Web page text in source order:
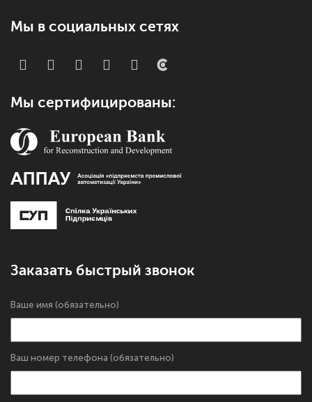
Мы в социальных сетях
Мы сертифицированы:
Заказать быстрый звонок
Ваше имя (обязательно)
Ваш номер телефона (обязательно)